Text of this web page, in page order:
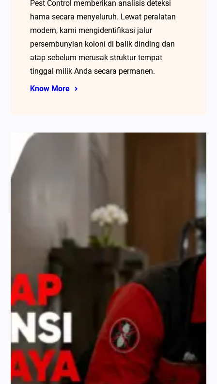
Pest Control memberikan analisis deteksi
hama secara menyeluruh. Lewat peralatan
modern, kami mengidentifikasi jalur
persembunyian koloni di balik dinding dan
atap sebelum merusak struktur tempat
tinggal milik Anda secara permanen.
Know More